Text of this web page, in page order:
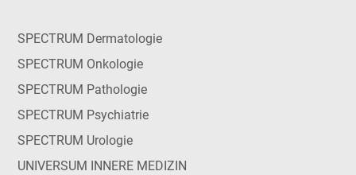
SPECTRUM Dermatologie
SPECTRUM Onkologie
SPECTRUM Pathologie
SPECTRUM Psychiatrie
SPECTRUM Urologie
UNIVERSUM INNERE MEDIZIN